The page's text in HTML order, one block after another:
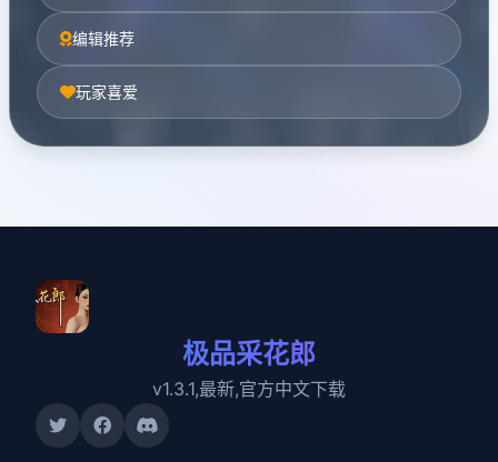
编辑推荐
玩家喜爱
极品采花郎
v1.3.1,最新,官方中文下载